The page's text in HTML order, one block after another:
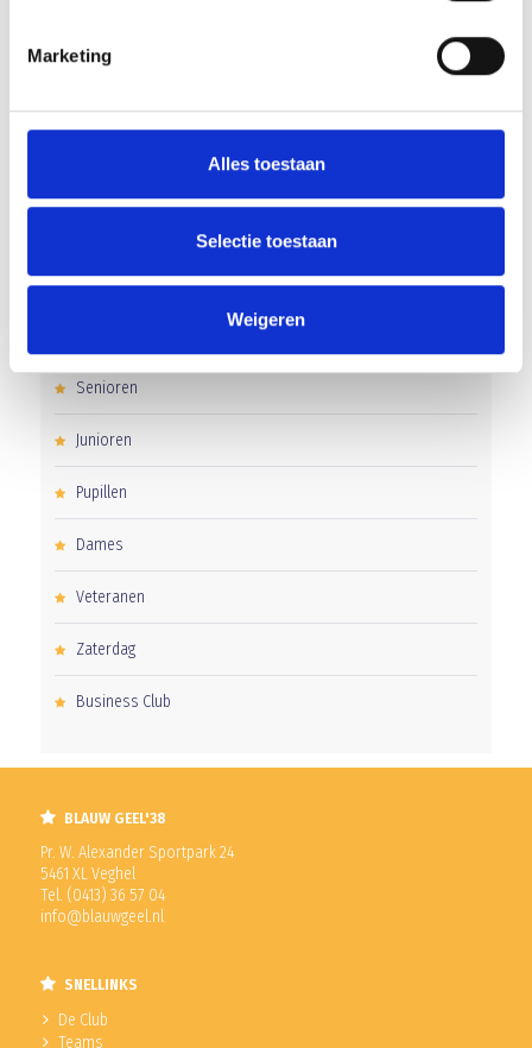
Marketing
Alles toestaan
Selectie toestaan
Weigeren
Groot onderhoud op ons sportpark
Uitnodiging voor de EXTRA Algemene Ledenvergadering
Word jij de volgende Pupil van de Week bij BlauwGeel?
CATEGORIEËN
Senioren
Junioren
Pupillen
Dames
Veteranen
Zaterdag
Business Club
BLAUW GEEL'38
Pr. W. Alexander Sportpark 24
5461 XL Veghel
Tel. (0413) 36 57 04
info@blauwgeel.nl
SNELLINKS
De Club
Teams